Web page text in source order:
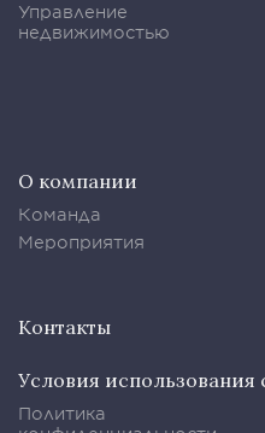
Управление
недвижимостью
О компании
Команда
Мероприятия
Контакты
Условия использования
Политика